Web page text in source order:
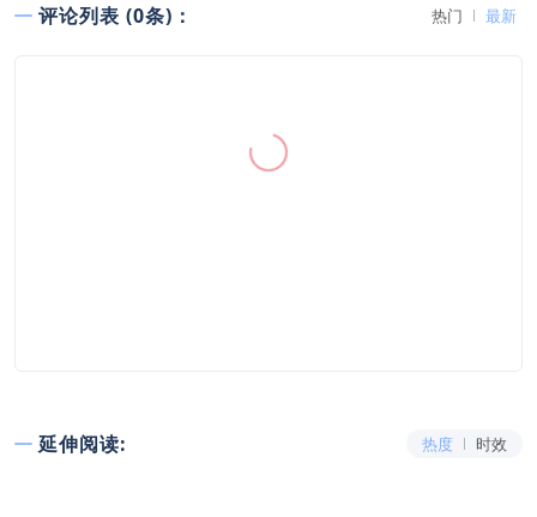
评论列表 (0条)： 热门 最新
延伸阅读: 热度 时效